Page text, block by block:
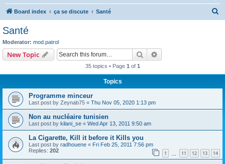
Board index ça se discute Santé
Santé
Moderator: mod.patrol
New Topic Search
35 topics • Page 1 of 1
Topics
Programme minceur
Last post by Zeynab75 « Thu Nov 05, 2020 1:13 pm
Non au nucléaire tunisien
Last post by kilani_se « Wed Apr 13, 2011 9:50 am
La Cigarette, Kill it before it Kills you
Last post by radhouene « Fri Feb 25, 2011 7:56 pm
Replies: 202 1 11 12 13 14